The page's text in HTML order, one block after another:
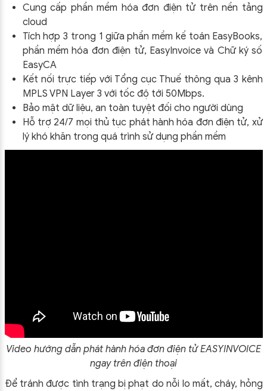
Cung cấp phần mềm hóa đơn điện tử trên nền tảng
cloud
Tích hợp 3 trong 1 giữa phần mềm kế toán EasyBooks,
phần mềm hóa đơn điện tử, EasyInvoice và Chữ ký số
EasyCA
Kết nối trực tiếp với Tổng cục Thuế thông qua 3 kênh
MPLS VPN Layer 3 với tốc độ tới 50Mbps.
Bảo mật dữ liệu, an toàn tuyệt đối cho người dùng
Hỗ trợ 24/7 mọi thủ tục phát hành hóa đơn điện tử, xử
lý khó khăn trong quá trình sử dụng phần mềm
Video hướng dẫn phát hành hóa đơn điện tử EASYINVOICE
ngay trên điện thoại
Để tránh được tình trạng bị phạt do nỗi lo mất, cháy, hỏng